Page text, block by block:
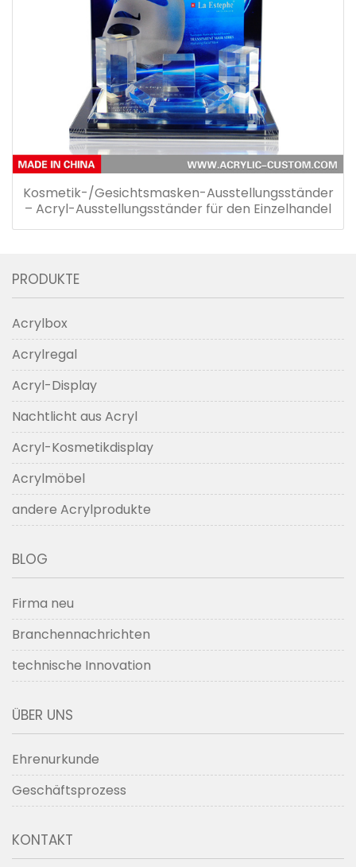
Kosmetik-/Gesichtsmasken-Ausstellungsständer
– Acryl-Ausstellungsständer für den Einzelhandel
PRODUKTE
Acrylbox
Acrylregal
Acryl-Display
Nachtlicht aus Acryl
Acryl-Kosmetikdisplay
Acrylmöbel
andere Acrylprodukte
BLOG
Firma neu
Branchennachrichten
technische Innovation
ÜBER UNS
Ehrenurkunde
Geschäftsprozess
KONTAKT